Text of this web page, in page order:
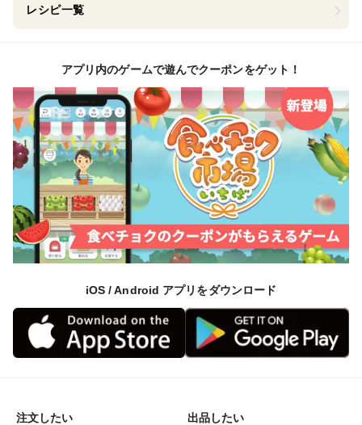
レシピ一覧
アプリ内のゲームで遊んでクーポンをゲット！
iOS / Android アプリをダウンロード
注文したい 出品したい